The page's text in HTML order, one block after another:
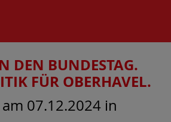
DEN BUNDESTAG.
FÜR OBERHAVEL.
07.12.2024 in